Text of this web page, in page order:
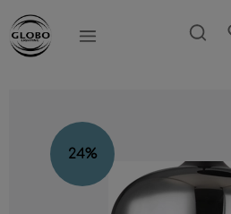
principal
Ignorer la galerie d'images
24%